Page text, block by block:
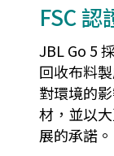
FSC
JBL Go 5
回收布料
對環境的
材，並以
展的承諾。